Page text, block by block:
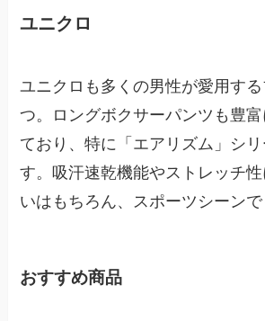
ユニクロ
ユニクロも多くの男性が愛用す
つ。ロングボクサーパンツも豊
ており、特に「エアリズム」シ
す。吸汗速乾機能やストレッチ
いはもちろん、スポーツシーンで
おすすめ商品